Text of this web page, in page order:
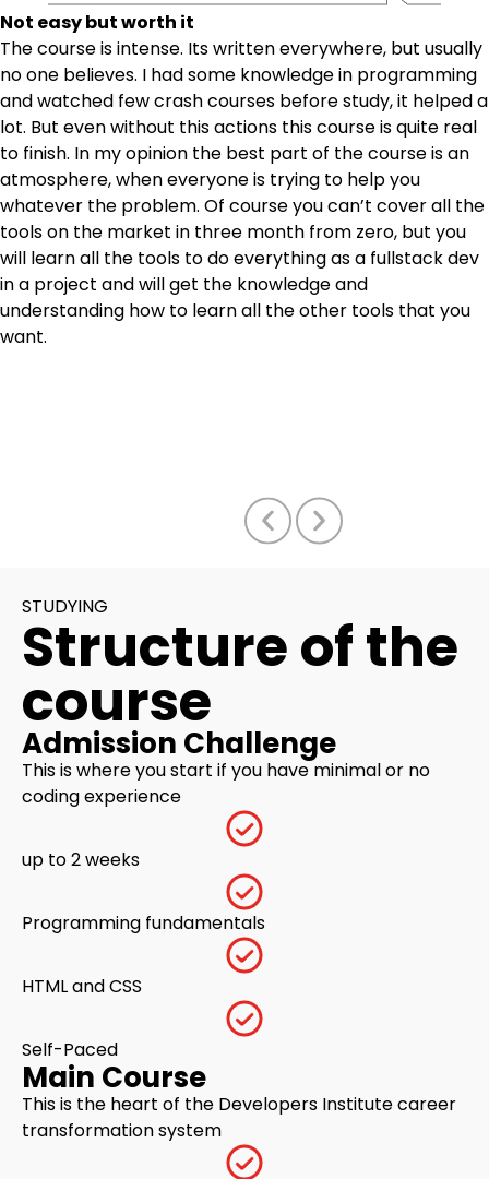
Not easy but worth it
The course is intense. Its written everywhere, but usually
no one believes. I had some knowledge in programming
and watched few crash courses before study, it helped a
lot. But even without this actions this course is quite real
to finish. In my opinion the best part of the course is an
atmosphere, when everyone is trying to help you
whatever the problem. Of course you can’t cover all the
tools on the market in three month from zero, but you
will learn all the tools to do everything as a fullstack dev
in a project and will get the knowledge and
understanding how to learn all the other tools that you
want.
STUDYING
Structure of the
course
Admission Challenge
This is where you start if you have minimal or no
coding experience
up to 2 weeks
Programming fundamentals
HTML and CSS
Self-Paced
Main Course
This is the heart of the Developers Institutecareer
transformationsystem